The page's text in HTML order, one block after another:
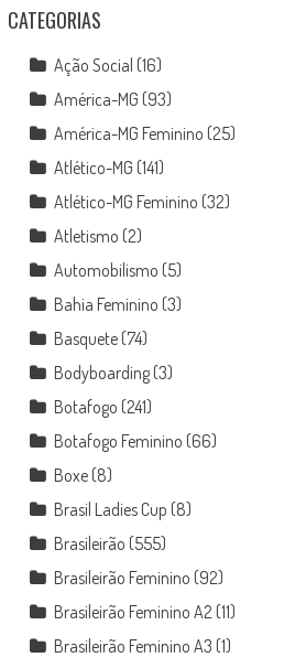
CATEGORIAS
Ação Social (16)
América-MG (93)
América-MG Feminino (25)
Atlético-MG (141)
Atlético-MG Feminino (32)
Atletismo (2)
Automobilismo (5)
Bahia Feminino (3)
Basquete(74)
Bodyboarding(3)
Botafogo (241)
Botafogo Feminino (66)
Boxe(8)
Brasil Ladies Cup (8)
Brasileirão (555)
Brasileirão Feminino (92)
Brasileirão Feminino A2(11)
Brasileirão Feminino A3 (1)